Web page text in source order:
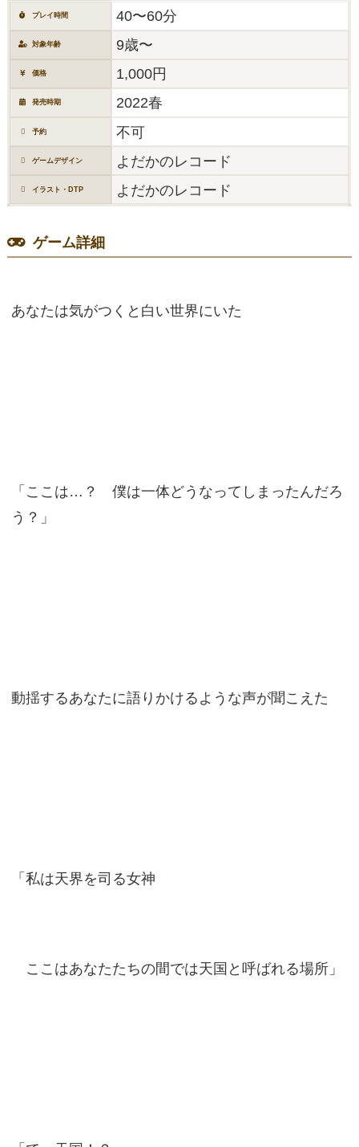
プレイ時間 40〜60分
対象年齢 9歳〜
価格 1,000円
発売時期 2022春
予約 不可
ゲームデザイン よだかのレコード
イラスト・DTP よだかのレコード
ゲーム詳細
あなたは気がつくと白い世界にいた
「ここは…？ 僕は一体どうなってしまったんだろ
う？」
動揺するあなたに語りかけるような声が聞こえた
「私は天界を司る女神
ここはあなたたちの間では天国と呼ばれる場所」